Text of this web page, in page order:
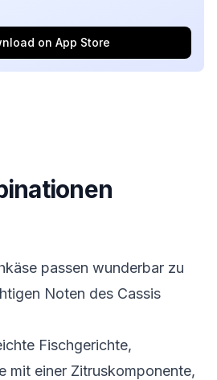
on App Store
passen wunderbar zu
Noten des Cassis
Fischgerichte,
mit einer Zitruskomponente,